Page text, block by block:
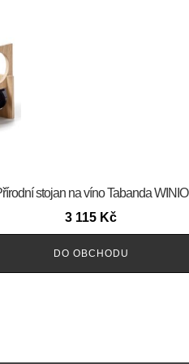
stojan na víno Tabanda WINIO
3 115 Kč
DO OBCHODU